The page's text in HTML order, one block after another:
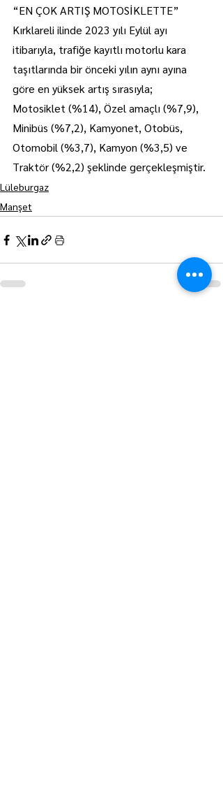
“EN ÇOK ARTIŞ MOTOSİKLETTE”
Kırklareli ilinde 2023 yılı Eylül ayı
itibarıyla, trafiğe kayıtlı motorlu kara
taşıtlarında bir önceki yılın aynı ayına
göre en yüksek artış sırasıyla;
Motosiklet (%14), Özel amaçlı (%7,9),
Minibüs (%7,2), Kamyonet, Otobüs,
Otomobil (%3,7), Kamyon (%3,5) ve
Traktör (%2,2) şeklinde gerçekleşmiştir.
Lüleburgaz
Manşet